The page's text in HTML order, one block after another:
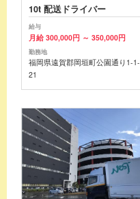
10t 配送ドライバー
給与
月給 300,000円 ～ 350,000円
勤務地
福岡県遠賀郡岡垣町公園通り1-1-
21